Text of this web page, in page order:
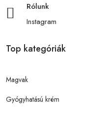
Rólunk
Instagram
Top kategóriák
Magvak
Gyógyhatású krém